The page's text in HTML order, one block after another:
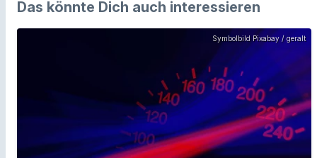
Das könnte Dich auch interessieren
Symbolbild Pixabay / geralt